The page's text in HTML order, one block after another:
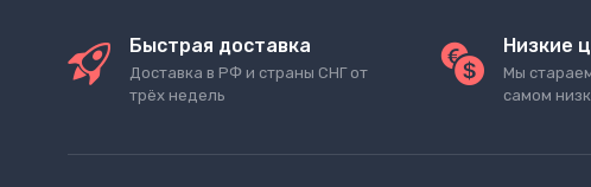
Быстрая доставка
Доставка в РФ и страны СНГ от
трёх недель
Низкие
Мы
самом